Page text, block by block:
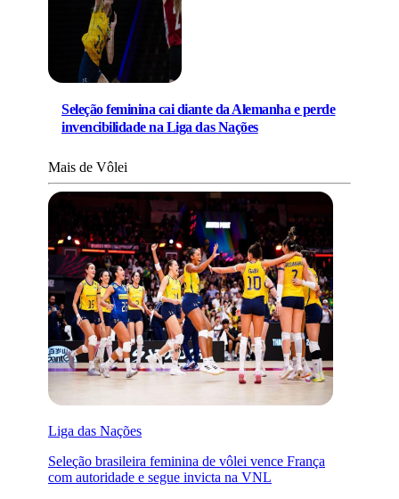
Seleção feminina cai diante da Alemanha e perde
invencibilidade na Liga das Nações
Mais de Vôlei
Liga das Nações
Seleção brasileira feminina de vôlei vence França
com autoridade e segue invicta na VNL